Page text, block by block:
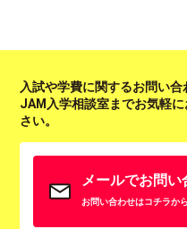
入試や学費に関するお問い合
JAM入学相談室までお気軽
さい。
メールでお問い
お問い合わせはコチラから